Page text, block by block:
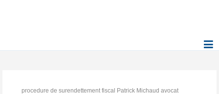
procedure de surendettement fiscal Patrick Michaud avocat